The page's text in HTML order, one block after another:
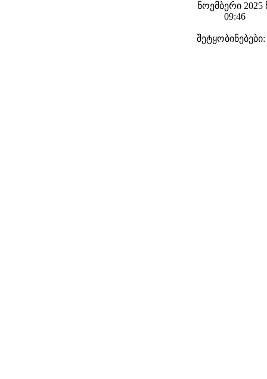
ნოემბერი 2025
09:46
შეტყობინებები: